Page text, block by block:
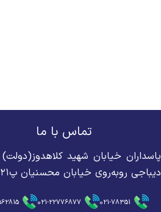
تماس با ما
پاسداران خیابان شهید
دیباجی روبه‌روی خیابان محسنیان پ۱۲۱ واحد۳
021-78351
021-22776877